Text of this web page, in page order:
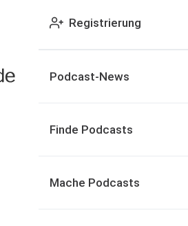
Registrierung
Podcast-News
Finde Podcasts
Mache Podcasts